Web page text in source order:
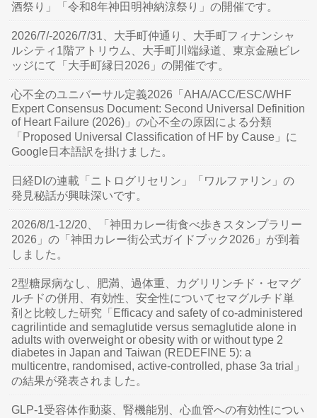
酒祭り」「令和8年神田明神納涼祭り」の開催です。
2026/7/-2026/7/31、大手町仲通り、大手町フィナンシャ
ルシティ1階アトリウム、大手町川端緑道、東京金融ビレ
ッジにて「大手町縁日2026」の開催です。
心不全のユニバーサル定義2026「AHA/ACC/ESC/WHF
Expert Consensus Document: Second Universal Definition
of Heart Failure (2026)」の心不全の原因による分類
「Proposed Universal Classification of HF by Cause」に
Google日本語訳を掛けました。
日経DIの連載「ニトログリセリン」「ワルファリン」の
発見秘話が興味深いです。
2026/8/1-12/20、「神田カレー街食べ歩きスタンプラリー
2026」の「神田カレー街公式ガイドブック2026」が到着
しました。
2型糖尿病なし、肥満、過体重、カグリリンチド・セマグ
ルチドの併用、有効性、安全性についてセマグルチド単
剤と比較した研究「Efficacy and safety of co-administered
cagrilintide and semaglutide versus semaglutide alone in
adults with overweight or obesity with or without type 2
diabetes in Japan and Taiwan (REDEFINE 5): a
multicentre, randomised, active-controlled, phase 3a trial」
の結果が発表されました。
GLP-1受容体作動薬、腎機能別、心血管への有効性につい